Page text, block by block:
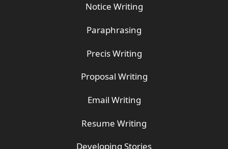
Notice Writing
Paraphrasing
Precis Writing
Proposal Writing
Email Writing
Resume Writing
Developing Stories